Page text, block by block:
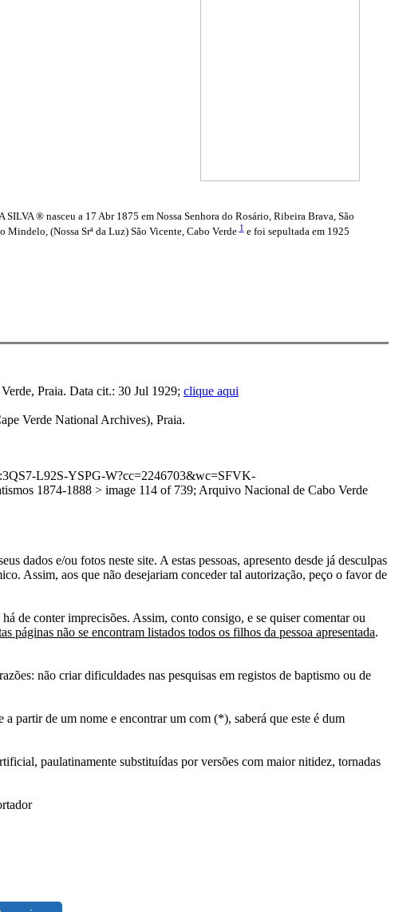
® nasceu a 17 Abr 1875 em Nossa Senhora do Rosário, Ribeira Brava, São
Mindelo, (Nossa Srª da Luz) São Vicente, Cabo Verde1e foi sepultada em 1925
Praia. Data cit.: 30 Jul 1929; clique aqui
Verde National Archives), Praia.
L92S-YSPG-W?cc=2246703&wc=SFVK-
1874-1888 > image 114 of 739; Arquivo Nacional de Cabo Verde
dados e/ou fotos neste site. A estas pessoas, apresento desde já desculpas
Assim, aos que não desejariam conceder tal autorização, peço o favor de
de conter imprecisões. Assim, conto consigo, e se quiser comentar ou
páginas não se encontram listados todos os filhos da pessoa apresentada.
não criar dificuldades nas pesquisas em registos de baptismo ou de
partir de um nome e encontrar um com (*), saberá que este é dum
paulatinamente substituídas por versões com maior nitidez, tornadas